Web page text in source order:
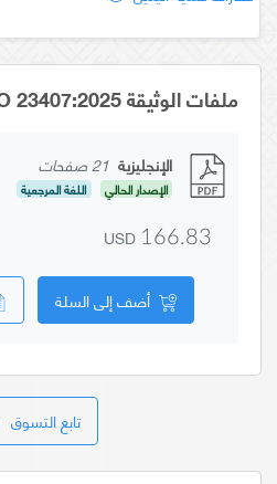
ملفات الوثيقة GSO ISO 23407:2025
الإنجليزية 21 صفحات
الإصدار الحالي اللغة المرجعية
USD 166.83
أضف إلى السلة
تابع